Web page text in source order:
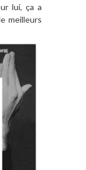
lui, ça a
meilleurs